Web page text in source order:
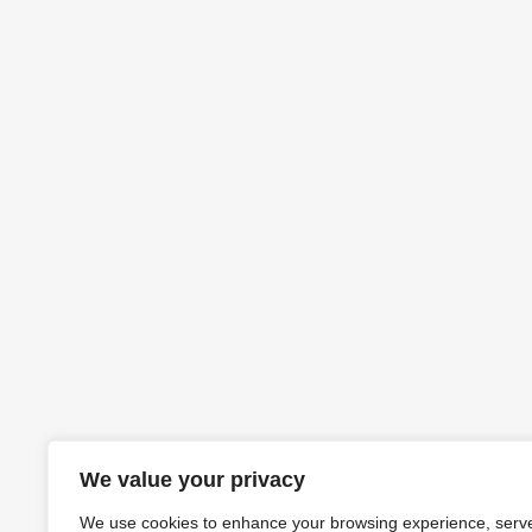
We value your privacy
We use cookies to enhance your browsing experience,